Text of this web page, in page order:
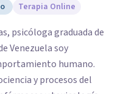
Terapia Online
psicóloga graduada de
Venezuela soy
humano.
y procesos del